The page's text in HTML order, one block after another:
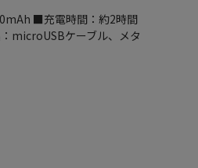
■充電時間：約2時間
microUSBケーブル、メタ